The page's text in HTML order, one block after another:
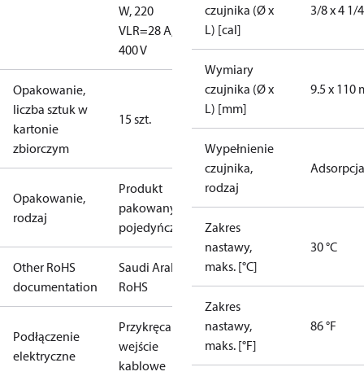
W, 220
VLR=28 A,
400 V
Opakowanie,
liczba sztuk w
kartonie
zbiorczym
15 szt.
Opakowanie,
rodzaj
Produkt
pakowany
pojedyńczo
Other RoHS
documentation
Saudi Arabia
RoHS
Podłączenie
elektryczne
Przykręcane
wejście
kablowe
czujnika (Ø x
L) [cal]
3/8 x 4 1/
Wymiary
czujnika (Ø x
L) [mm]
9.5 x 110
Wypełnienie
czujnika,
rodzaj
Adsorpcja
Zakres
nastawy,
maks. [°C]
30 °C
Zakres
nastawy,
maks. [°F]
86 °F